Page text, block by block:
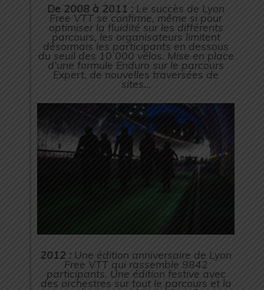
De 2008 à 2011 : Le succès de Lyon
Free VTT se confirme, même si pour
optimiser la fluidité sur les différents
parcours, les organisateurs limitent
désormais les participants en dessous
du seuil des 10 000 vélos. Mise en place
d’une formule Enduro sur le parcours
Expert, de nouvelles traversées de
sites…
2012 : Une édition anniversaire de Lyon
Free VTT qui rassemble 9842
participants. Une édition festive avec
des orchestres sur tout le parcours et la